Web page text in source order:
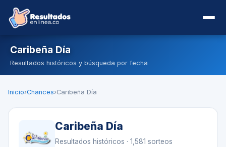
Caribeña Día
Resultados históricos y búsqueda por fecha
Inicio›Chances›Caribeña Día
Caribeña Día
Resultados históricos · 1,581 sorteos